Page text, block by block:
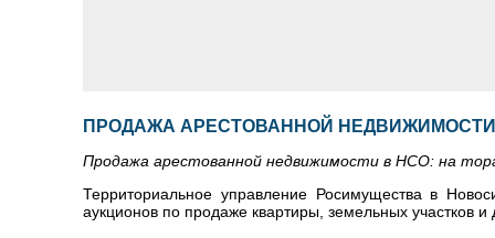
ПРОДАЖА АРЕСТОВАННОЙ НЕДВИЖИМОСТИ
Продажа арестованной недвижимости в НСО: на
Территориальное управление Росимущества в
аукционов по продаже квартиры, земельных участков